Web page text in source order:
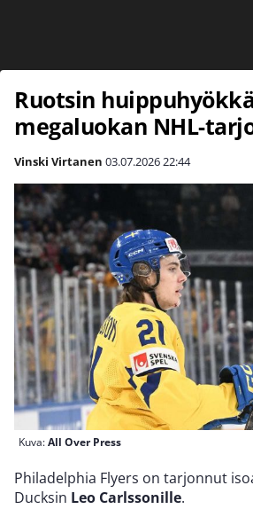
Ruotsin
megaluokan NHL-
Vinski Virtanen 03.07.202622:44
Kuva:All Over Press
Philadelphia Flyers on tarjonnut
Ducksin Leo Carlssonille.